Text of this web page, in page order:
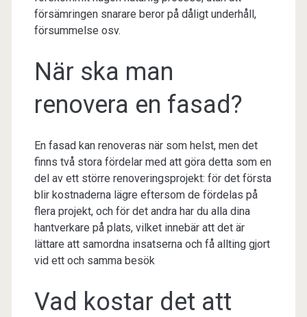
försämringen snarare beror på dåligt underhåll,
försummelse osv.
När ska man
renovera en fasad?
En fasad kan renoveras när som helst, men det
finns två stora fördelar med att göra detta som en
del av ett större renoveringsprojekt: för det första
blir kostnaderna lägre eftersom de fördelas på
flera projekt, och för det andra har du alla dina
hantverkare på plats, vilket innebär att det är
lättare att samordna insatserna och få allting gjort
vid ett och samma besök
Vad kostar det att